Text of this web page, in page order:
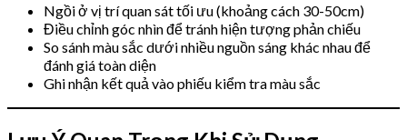
Ngồi ở vị trí quan sát tối ưu (khoảng cách 30-50cm)
Điều chỉnh góc nhìn để tránh hiện tượng phản chiếu
So sánh màu sắc dưới nhiều nguồn sáng khác nhau để
đánh giá toàn diện
Ghi nhận kết quả vào phiếu kiểm tra màu sắc